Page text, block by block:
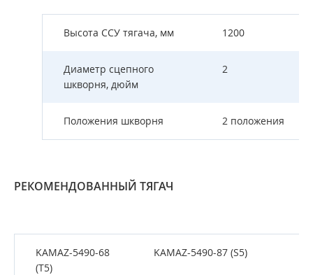
Высота ССУ тягача, мм 1200
Диаметр сцепного
шкворня, дюйм
2
Положения шкворня 2 положения
РЕКОМЕНДОВАННЫЙ ТЯГАЧ
KAMAZ-5490-68
(T5)
KAMAZ-5490-87 (S5)